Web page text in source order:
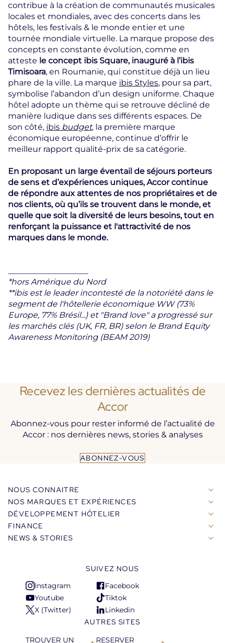
contribue à la création de communautés musicales
locales et mondiales, avec des concerts dans les
hôtels, les festivals & le monde entier et une
tournée mondiale virtuelle. La marque propose des
concepts en constante évolution, comme en
atteste le concept ibis Square, inauguré à l’ibis
Timisoara, en Roumanie, qui constitue déjà un lieu
phare de la ville. La marque ibis Styles, pour sa part,
symbolise l’abandon d’un design uniforme. Chaque
hôtel adopte un thème qui se retrouve décliné de
manière ludique dans ses différents espaces. De
son côté, ibis budget, la première marque
économique européenne, continue d’offrir le
meilleur rapport qualité-prix de sa catégorie.
En proposant un large éventail de séjours porteurs
de sens et d’expériences uniques, Accor continue
de répondre aux attentes de nos propriétaires et de
nos clients, où qu’ils se trouvent dans le monde, et
quelle que soit la diversité de leurs besoins, tout en
renforçant la puissance et l'attractivité de nos
marques dans le monde.
*hors Amérique du Nord
**ibis est le leader incontesté de la notoriété dans le
segment de l'hôtellerie économique WW (73%
Europe, 77% Brésil...) et "Brand love" a progressé sur
les marchés clés (UK, FR, BR) selon le Brand Equity
Awareness Monitoring (BEAM 2019)
Recevez les dernières actualités de
Accor
Abonnez-vous pour rester informé de l’actualité de
Accor : nos dernières news, stories & analyses
ABONNEZ-VOUS
NOUS CONNAITRE
NOS MARQUES ET EXPÉRIENCES
DÉVELOPPEMENT HÔTELIER
FINANCE
NEWS & STORIES
SUIVEZ NOUS
Instagram
S'ouvre
dans
un
Facebook
S'ouvre
dans
un
nouvel
Youtube
S'ouvre
dans
nouvel
Tiktok
S'ouvre
dans
un
nouvel
X (Twitter)
S'ouvre
un
Linkedin
S'ouvre
dans
un
AUTRES SITES
TROUVER UN
RESERVER